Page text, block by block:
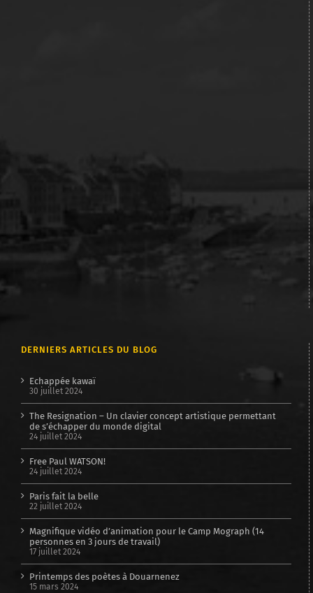
DERNIERS ARTICLES DU BLOG
Echappée kawaï
30 juillet 2024
The Resignation – Un clavier concept artistique permettant
de s’échapper du monde digital
24 juillet 2024
Free Paul WATSON!
24 juillet 2024
Paris fait la belle
22 juillet 2024
Magnifique vidéo d’animation pour le Camp Mograph (14
personnes en 3 jours de travail)
17 juillet 2024
Printemps des poètes à Douarnenez
15 mars 2024